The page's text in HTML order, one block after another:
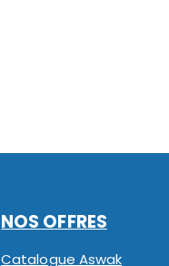
NOS OFFRES
Catalogue Aswak